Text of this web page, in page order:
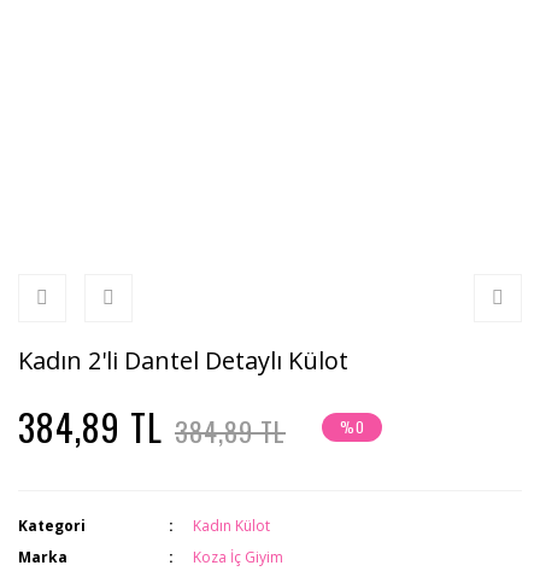
Kadın 2'li Dantel Detaylı Külot
384,89 TL 384,89 TL %0
Kategori
Kadın Külot
Marka
Koza İç Giyim